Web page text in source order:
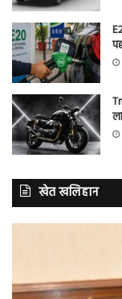
खेत खलिहान